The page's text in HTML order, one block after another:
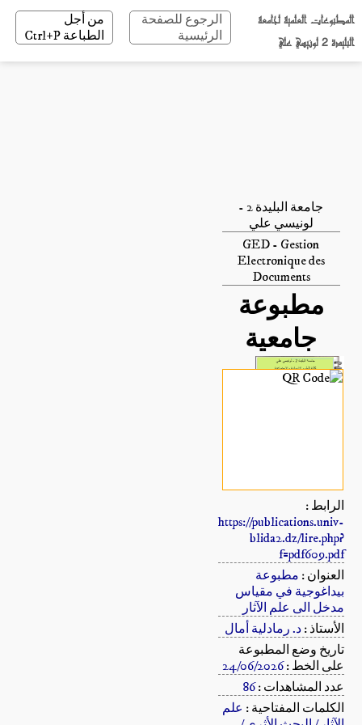
المطبوعات العلمية لجامعة
البليدة 2 لونيسي علي
الرجوع للصفحة
الرئيسية
من أجل
الطباعة Ctrl+P
جامعة البليدة 2 -
لونيسي علي
GED - Gestion
Electronique des
Documents
مطبوعة
جامعية
الرابط :
https://publications.univ-
blida2.dz/lire.php?
f=pdf609.pdf
العنوان : مطبوعة
بيداغوجية في مقياس
مدخل الى علم الآثار
الأستاذ :د. رمادلية أمال
تاريخ وضع المطبوعة
على الخط :24/06/2026
عدد المشاهدات :86
الكلمات المفتاحية : علم